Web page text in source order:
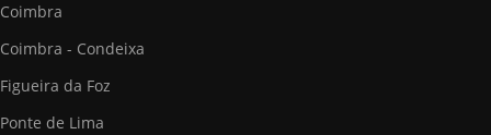
Coimbra
Coimbra - Condeixa
Figueira da Foz
Ponte de Lima